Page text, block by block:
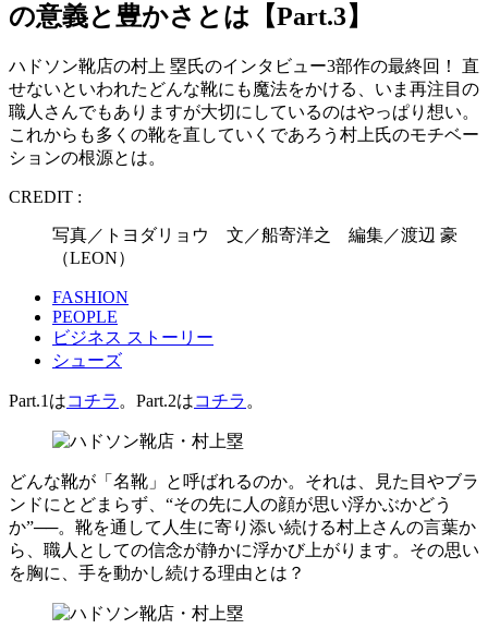
の意義と豊かさとは【Part.3】
ハドソン靴店の村上 塁氏のインタビュー3部作の最終回！ 直
せないといわれたどんな靴にも魔法をかける、いま再注目の
職人さんでもありますが大切にしているのはやっぱり想い。
これからも多くの靴を直していくであろう村上氏のモチベー
ションの根源とは。
CREDIT :
写真／トヨダリョウ 文／船寄洋之 編集／渡辺 豪
（LEON）
FASHION
PEOPLE
ビジネス ストーリー
シューズ
Part.1はコチラ 。Part.2はコチラ 。
どんな靴が「名靴」と呼ばれるのか。それは、見た目やブラ
ンドにとどまらず、“その先に人の顔が思い浮かぶかどう
か”──。靴を通して人生に寄り添い続ける村上さんの言葉か
ら、職人としての信念が静かに浮かび上がります。その思い
を胸に、手を動かし続ける理由とは？